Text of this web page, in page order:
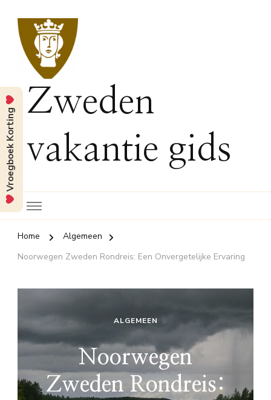
Zweden
vakantie gids
Home
Algemeen
Noorwegen Zweden Rondreis: Een Onvergetelijke Ervaring
ALGEMEEN
Noorwegen
Zweden Rondreis:
Vroegboek Korting